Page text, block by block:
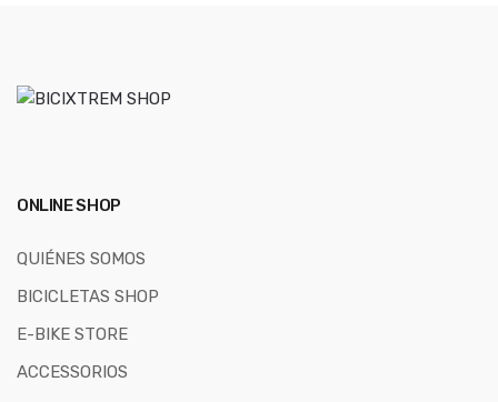
ONLINE SHOP
QUIÉNES SOMOS
BICICLETAS SHOP
E-BIKE STORE
ACCESSORIOS